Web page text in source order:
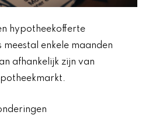
hypotheekofferte
meestal enkele maanden
afhankelijk zijn van